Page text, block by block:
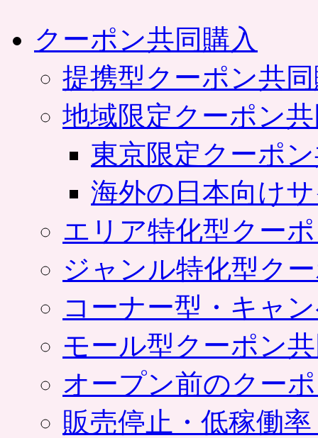
クーポン共同購入
提携型クーポン共
地域限定クーポン
東京限定クーポ
海外の日本向け
エリア特化型クー
ジャンル特化型ク
コーナー型・キャ
モール型クーポン
オープン前のクー
販売停止・低稼働